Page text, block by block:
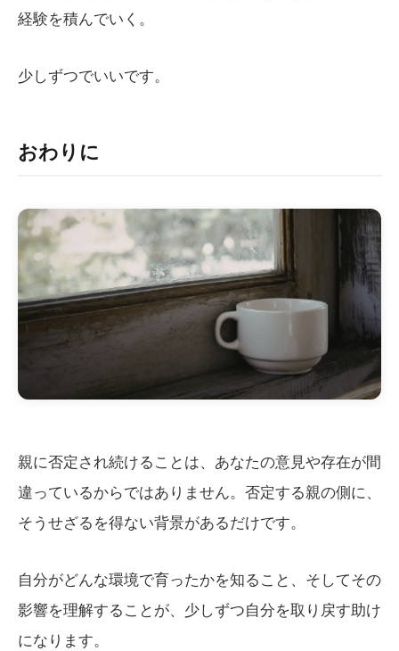
経験を積んでいく。
少しずつでいいです。
おわりに
親に否定され続けることは、あなたの意見や存在が間
違っているからではありません。否定する親の側に、
そうせざるを得ない背景があるだけです。
自分がどんな環境で育ったかを知ること、そしてその
影響を理解することが、少しずつ自分を取り戻す助け
になります。